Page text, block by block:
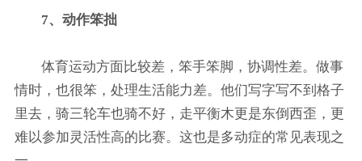
7、动作笨拙
体育运动方面比较差，笨手笨脚，协调性差。做事
情时，也很笨，处理生活能力差。他们写字写不到格子
里去，骑三轮车也骑不好，走平衡木更是东倒西歪，更
难以参加灵活性高的比赛。这也是多动症的常见表现之